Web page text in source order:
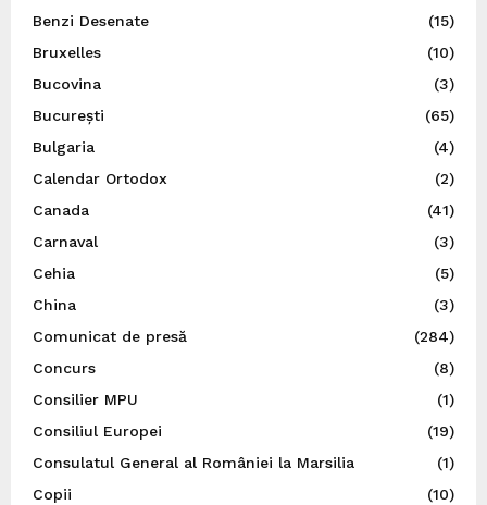
Benzi Desenate
(15)
Bruxelles
(10)
Bucovina
(3)
București
(65)
Bulgaria
(4)
Calendar Ortodox
(2)
Canada
(41)
Carnaval
(3)
Cehia
(5)
China
(3)
Comunicat de presă
(284)
Concurs
(8)
Consilier MPU
(1)
Consiliul Europei
(19)
Consulatul General al României la Marsilia
(1)
Copii
(10)